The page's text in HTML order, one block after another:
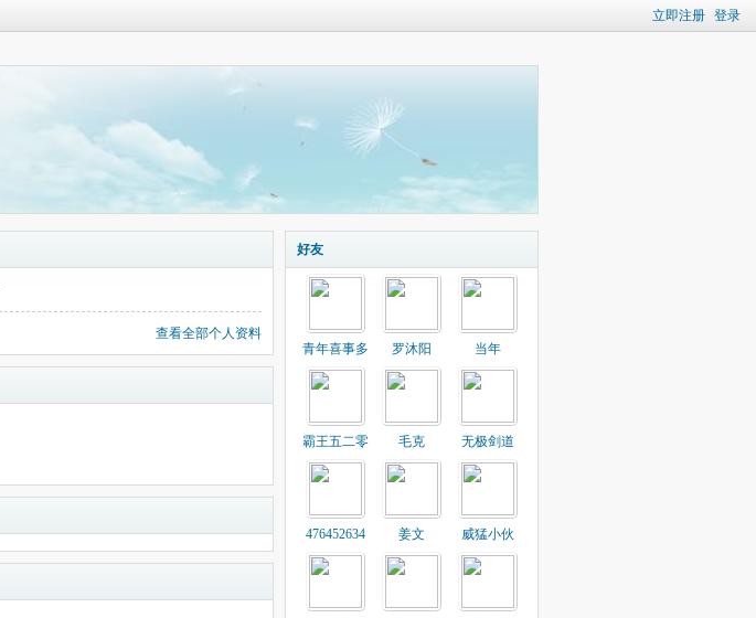
立即注册 登录
查看全部个人资料
好友
青年喜事多 罗沐阳 当年
霸王五二零 毛克 无极剑道
476452634 姜文 威猛小伙